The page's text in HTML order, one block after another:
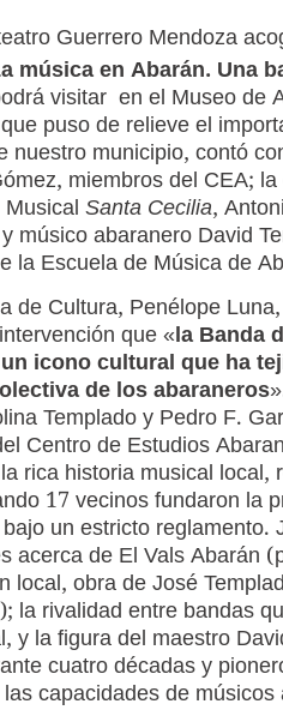
Guerrero Mendoza
música en Abarán. Una
visitar en el Museo de
puso de relieve el
nuestro municipio, contó
miembros del CEA;
Santa Cecilia,
músico abaranero David
la Escuela de Música de
de Cultura, Penélope
que «la Banda
icono cultural que ha
de los abaraneros
Templado y Pedro F.
Centro de Estudios
rica historia musical local,
17 vecinos fundaron la
un estricto reglamento.
acerca de El Vals Abarán
local, obra de José
la rivalidad entre bandas
y la figura del maestro
cuatro décadas y
capacidades de músicos